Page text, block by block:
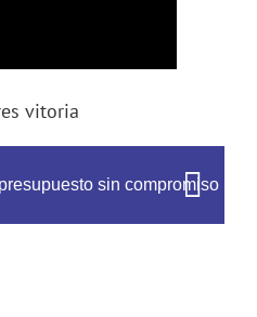
vitoria
sin compromiso